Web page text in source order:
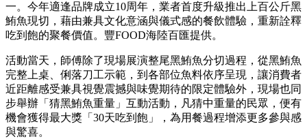
一。今年適逢品牌成立10周年，業者首度升級推出上百公斤黑
鮪魚現切，藉由兼具文化意涵與儀式感的餐飲體驗，重新詮釋
吃到飽的聚餐價值。豐FOOD海陸百匯提供。
活動當天，師傅除了現場展演整尾黑鮪魚分切過程，從黑鮪魚
完整上桌、俐落刀工示範，到各部位魚料依序呈現，讓消費者
近距離感受兼具視覺震撼與味覺期待的限定體驗外，現場也同
步舉辦「猜黑鮪魚重量」互動活動，凡猜中重量的民眾，便有
機會獲得最大獎「30天吃到飽」，為用餐過程增添更多參與感
與驚喜。